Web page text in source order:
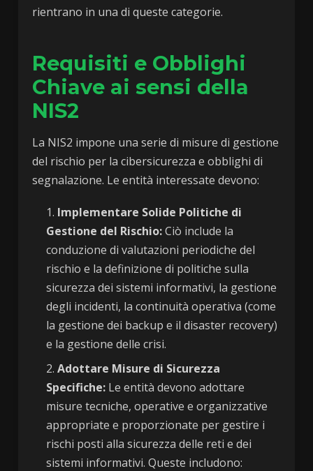
rientrano in una di queste categorie.
Requisiti e Obblighi
Chiave ai sensi della
NIS2
La NIS2 impone una serie di misure di gestione
del rischio per la cibersicurezza e obblighi di
segnalazione. Le entità interessate devono:
Implementare Solide Politiche di
Gestione del Rischio:Ciò include la
conduzione di valutazioni periodiche del
rischio e la definizione di politiche sulla
sicurezza dei sistemi informativi, la gestione
degli incidenti, la continuità operativa (come
la gestione dei backup e il disaster recovery)
e la gestione delle crisi.
Adottare Misure di Sicurezza
Specifiche: Le entità devono adottare
misure tecniche, operative e organizzative
appropriate e proporzionate per gestire i
rischi posti alla sicurezza delle reti e dei
sistemi informativi. Queste includono: